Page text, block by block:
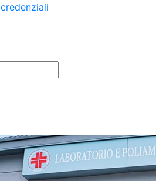
credenziali